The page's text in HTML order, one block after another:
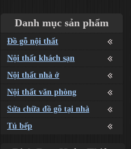
Danh mục sản phẩm
Đồ gỗ nội thất
Nội thất khách sạn
Nội thất nhà ở
Nội thất văn phòng
Sửa chữa đồ gỗ tại nhà
Tủ bếp